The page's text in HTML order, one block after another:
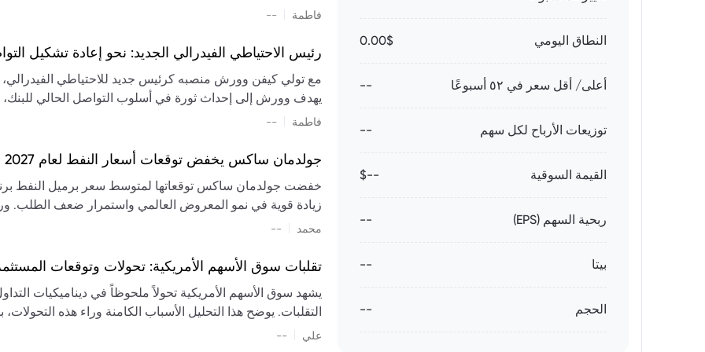
النطاق اليومي 0.00$
أعلى/ أقل سعر في ٥٢ أسبوعًا --
توزيعات الأرباح لكل سهم --
القيمة السوقية --$
ربحية السهم (EPS) --
بيتا --
الحجم --
تشكيل تقييم الصناعة، مع توقعات بارتفاع مستمر في الأسعار
فاطمة --
رئيس الاحتياطي الفيدرالي الجديد: نحو إعادة تشكيل
مع تولي كيفن وورش منصبه كرئيس جديد للاحتياطي الفيدرالي،
يهدف وورش إلى إحداث ثورة في أسلوب التواصل الحالي للبنك،
السياسة ويمنح البنك المركزي دوراً مبالغاً فيه. يسعى إلى
فاطمة --
جولدمان ساكس يخفض توقعات أسعار النفط لعام 2027 وسط تغيرات في العرض والطلب
زيادة قوية في نمو المعروض العالمي واستمرار ضعف الطلب.
العالمية في الربع الثاني
سابقًا. من المتوقع عودة صادرات دول الخليج إلى طبيعتها
عدم اليقين الجيوسياسي يمكن أن يؤدي إلى تقلبات سعرية
استمرار الاضطرابات، وسيناريوهات لانخفاض الأسعار في
إضافي.
محمد --
تقلبات سوق الأسهم الأمريكية: تحولات وتوقعات
يشهد سوق الأسهم الأمريكية تحولاً ملحوظاً في ديناميكيات
التقلبات. يوضح هذا التحليل الأسباب الكامنة وراء هذه
علي --